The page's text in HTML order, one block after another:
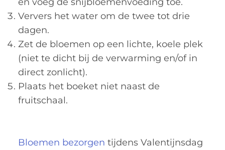
Ververs het water om de twee tot drie
dagen.
Zet de bloemen op een lichte, koele plek
(niet te dicht bij de verwarming en/of in
direct zonlicht).
Plaats het boeket niet naast de
fruitschaal.
Bloemen bezorgen tijdens Valentijnsdag